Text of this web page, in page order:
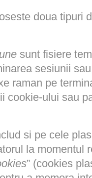
doua tipuri
sunt fisiere
sesiunii
raman pe
cookie-ului sau
si pe cele
la momentul
” (cookies